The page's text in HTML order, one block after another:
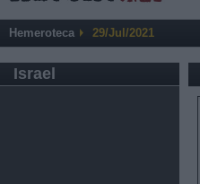
Hemeroteca 29/Jul/2021
Israel